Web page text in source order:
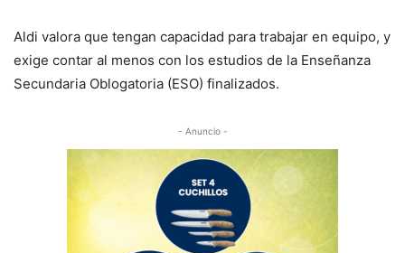
Aldi valora que tengan capacidad para trabajar en equipo, y
exige contar al menos con los estudios de la Enseñanza
Secundaria Oblogatoria (ESO) finalizados.
- Anuncio -